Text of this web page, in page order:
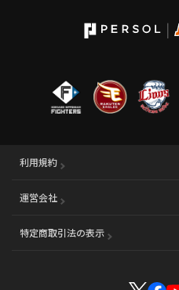
利用規約
運営会社 （別ウィンドウで開く）
特定商取引法の表示